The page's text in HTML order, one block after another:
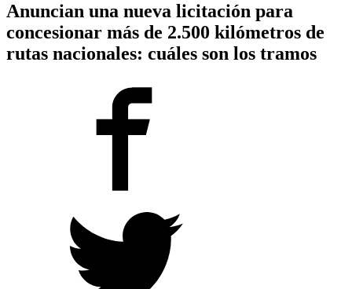
Anuncian una nueva licitación para
concesionar más de 2.500 kilómetros de
rutas nacionales: cuáles son los tramos